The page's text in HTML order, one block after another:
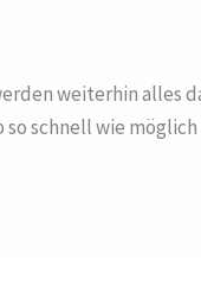
weiterhin alles
schnell wie